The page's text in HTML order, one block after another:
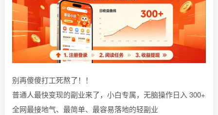
别再傻傻打工死熬了！！
普通人最快变现的副业来了，小白专属，无脑操作日入 300+
全网最接地气、最简单、最容易落地的轻副业